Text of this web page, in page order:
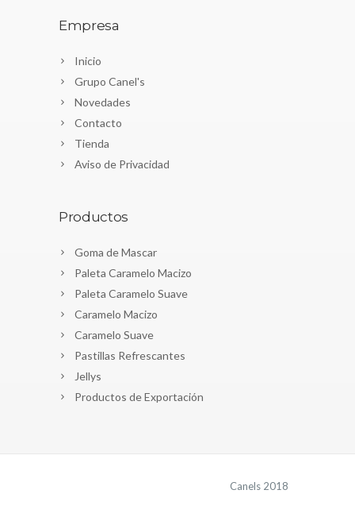
Empresa
Inicio
Grupo Canel's
Novedades
Contacto
Tienda
Aviso de Privacidad
Productos
Goma de Mascar
Paleta Caramelo Macizo
Paleta Caramelo Suave
Caramelo Macizo
Caramelo Suave
Pastillas Refrescantes
Jellys
Productos de Exportación
Canels 2018